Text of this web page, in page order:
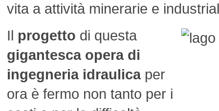
vita a attività minerarie e
Il progetto di questa
gigantesca opera di
ingegneria idraulicaper
ora è fermo non tanto per i